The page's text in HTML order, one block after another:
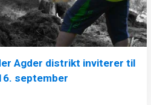
Agder distrikt inviterer til
september